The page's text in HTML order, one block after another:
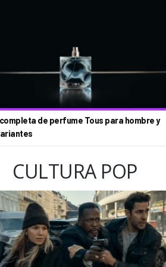
de perfume Tous para hombre y
CULTURA POP